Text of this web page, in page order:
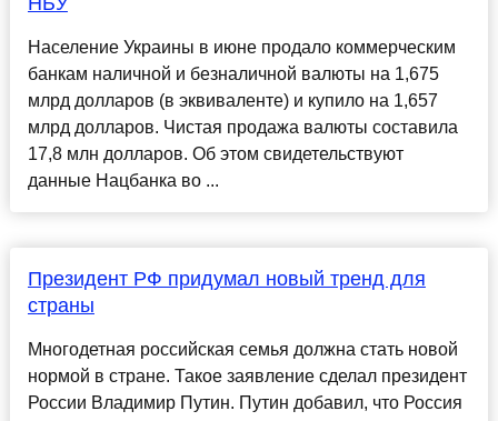
Население Украины в июне продало коммерческим
банкам наличной и безналичной валюты на 1,675
млрд долларов (в эквиваленте) и купило на 1,657
млрд долларов. Чистая продажа валюты составила
17,8 млн долларов. Об этом свидетельствуют
данные Нацбанка во ...
Президент РФ придумал новый тренд для
страны
Многодетная российская семья должна стать новой
нормой в стране. Такое заявление сделал президент
России Владимир Путин. Путин добавил, что Россия